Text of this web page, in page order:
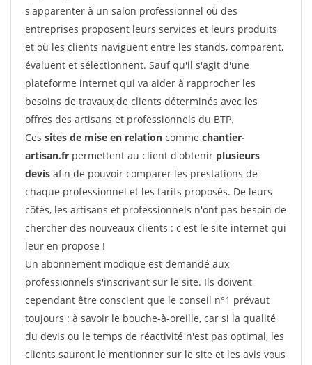
s'apparenter à un salon professionnel où des
entreprises proposent leurs services et leurs produits
et où les clients naviguent entre les stands, comparent,
évaluent et sélectionnent. Sauf qu'il s'agit d'une
plateforme internet qui va aider à rapprocher les
besoins de travaux de clients déterminés avec les
offres des artisans et professionnels du BTP.
Ces sites de mise en relation comme chantier-
artisan.fr permettent au client d'obtenir plusieurs
devis afin de pouvoir comparer les prestations de
chaque professionnel et les tarifs proposés. De leurs
côtés, les artisans et professionnels n'ont pas besoin de
chercher des nouveaux clients : c'est le site internet qui
leur en propose !
Un abonnement modique est demandé aux
professionnels s'inscrivant sur le site. Ils doivent
cependant être conscient que le conseil n°1 prévaut
toujours : à savoir le bouche-à-oreille, car si la qualité
du devis ou le temps de réactivité n'est pas optimal, les
clients sauront le mentionner sur le site et les avis vous